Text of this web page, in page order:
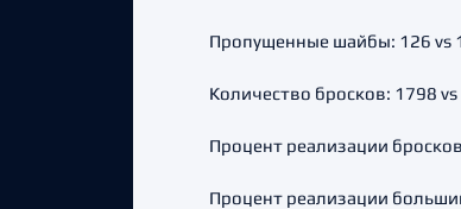
Пропущенные шайбы: 126 vs
Количество бросков: 1798
Процент реализации
Процент реализации